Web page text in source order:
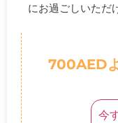
にお過ごしいただ
700AED
今